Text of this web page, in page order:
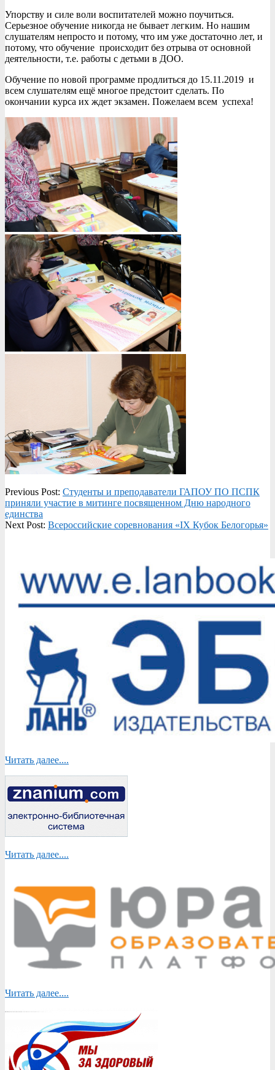
Упорству и силе воли воспитателей можно поучиться.
Серьезное обучение никогда не бывает легким. Но нашим
слушателям непросто и потому, что им уже достаточно лет, и
потому, что обучение происходит без отрыва от основной
деятельности, т.е. работы с детьми в ДОО.
Обучение по новой программе продлиться до 15.11.2019 и
всем слушателям ещё многое предстоит сделать. По
окончании курса их ждет экзамен. Пожелаем всем успеха!
2019-
11-
05
Previous Post: Студенты и преподаватели ГАПОУ ПО ПСПК
приняли участие в митинге посвященном Дню народного
единства
Next Post: Всероссийские соревнования «IX Кубок Белогорья»
Читать далее....
Читать далее....
Читать далее....